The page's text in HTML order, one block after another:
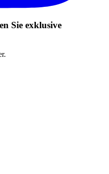
Sie exklusive